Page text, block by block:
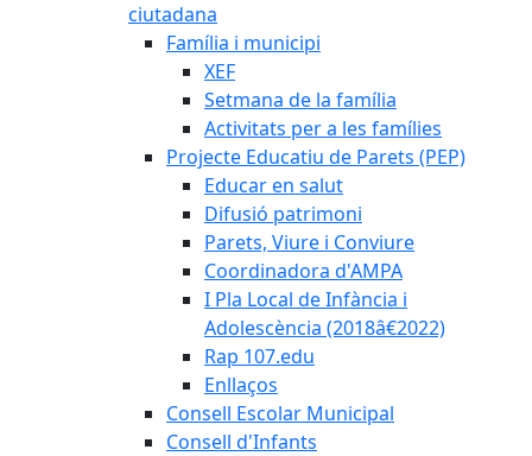
ciutadana
Família i municipi
XEF
Setmana de la família
Activitats per a les famílies
Projecte Educatiu de Parets (PEP)
Educar en salut
Difusió patrimoni
Parets, Viure i Conviure
Coordinadora d'AMPA
I Pla Local de Infància i
Adolescència (2018â€2022)
Rap 107.edu
Enllaços
Consell Escolar Municipal
Consell d'Infants